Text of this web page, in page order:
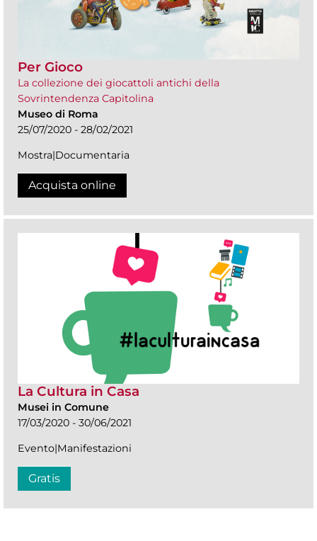
Per Gioco
La collezione dei giocattoli antichi della
Sovrintendenza Capitolina
Museo di Roma
25/07/2020 - 28/02/2021
Mostra|Documentaria
Acquista online
La Cultura in Casa
Musei in Comune
17/03/2020 - 30/06/2021
Evento|Manifestazioni
Gratis